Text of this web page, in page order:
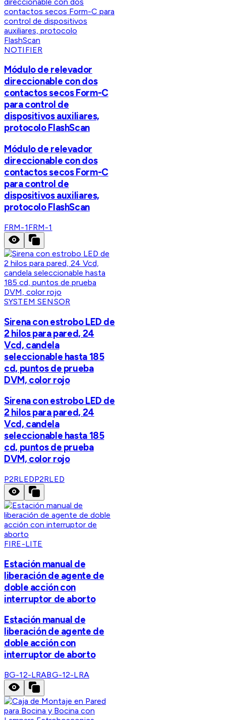
NOTIFIER
Módulo de relevador
direccionable con dos
contactos secos Form-C
para control de
dispositivos auxiliares,
protocolo FlashScan
Módulo de relevador
direccionable con dos
contactos secos Form-C
para control de
dispositivos auxiliares,
protocolo FlashScan
FRM-1FRM-1
SYSTEM SENSOR
Sirena con estrobo LED de
2 hilos para pared, 24
Vcd, candela
seleccionable hasta 185
cd, puntos de prueba
DVM, color rojo
Sirena con estrobo LED de
2 hilos para pared, 24
Vcd, candela
seleccionable hasta 185
cd, puntos de prueba
DVM, color rojo
P2RLEDP2RLED
FIRE-LITE
Estación manual de
liberación de agente de
doble acción con
interruptor de aborto
Estación manual de
liberación de agente de
doble acción con
interruptor de aborto
BG-12-LRABG-12-LRA